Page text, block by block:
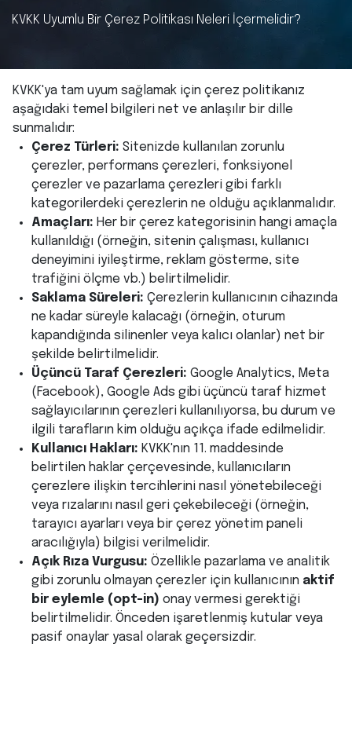
KVKK Uyumlu Bir Çerez Politikası Neleri İçermelidir?
KVKK'ya tam uyum sağlamak için çerez politikanız
aşağıdaki temel bilgileri net ve anlaşılır bir dille
sunmalıdır:
Çerez Türleri: Sitenizde kullanılan zorunlu
çerezler, performans çerezleri, fonksiyonel
çerezler ve pazarlama çerezleri gibi farklı
kategorilerdeki çerezlerin ne olduğu açıklanmalıdır.
Amaçları: Her bir çerez kategorisinin hangi amaçla
kullanıldığı (örneğin, sitenin çalışması, kullanıcı
deneyimini iyileştirme, reklam gösterme, site
trafiğini ölçme vb.) belirtilmelidir.
Saklama Süreleri: Çerezlerin kullanıcının cihazında
ne kadar süreyle kalacağı (örneğin, oturum
kapandığında silinenler veya kalıcı olanlar) net bir
şekilde belirtilmelidir.
Üçüncü Taraf Çerezleri: Google Analytics, Meta
(Facebook), Google Ads gibi üçüncü taraf hizmet
sağlayıcılarının çerezleri kullanılıyorsa, bu durum ve
ilgili tarafların kim olduğu açıkça ifade edilmelidir.
Kullanıcı Hakları: KVKK'nın 11. maddesinde
belirtilen haklar çerçevesinde, kullanıcıların
çerezlere ilişkin tercihlerini nasıl yönetebileceği
veya rızalarını nasıl geri çekebileceği (örneğin,
tarayıcı ayarları veya bir çerez yönetim paneli
aracılığıyla) bilgisi verilmelidir.
Açık Rıza Vurgusu: Özellikle pazarlama ve analitik
gibi zorunlu olmayan çerezler için kullanıcının aktif
bir eylemle (opt-in) onay vermesi gerektiği
belirtilmelidir. Önceden işaretlenmiş kutular veya
pasif onaylar yasal olarak geçersizdir.